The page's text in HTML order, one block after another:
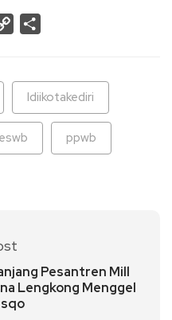
Copy
ldiikotakediri
ppwb
Pesantren Mill
Lengkong Menggel